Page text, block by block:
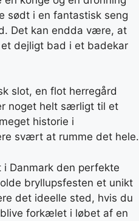
sødt i en fantastisk seng
Det kan endda være, at
dejligt bad i et badekar
slot, en flot herregård
noget helt særligt til et
historie i
svært at rumme det hele.
Danmark den perfekte
bryllupsfesten et unikt
det ideelle sted, hvis du
forkælet i løbet af en